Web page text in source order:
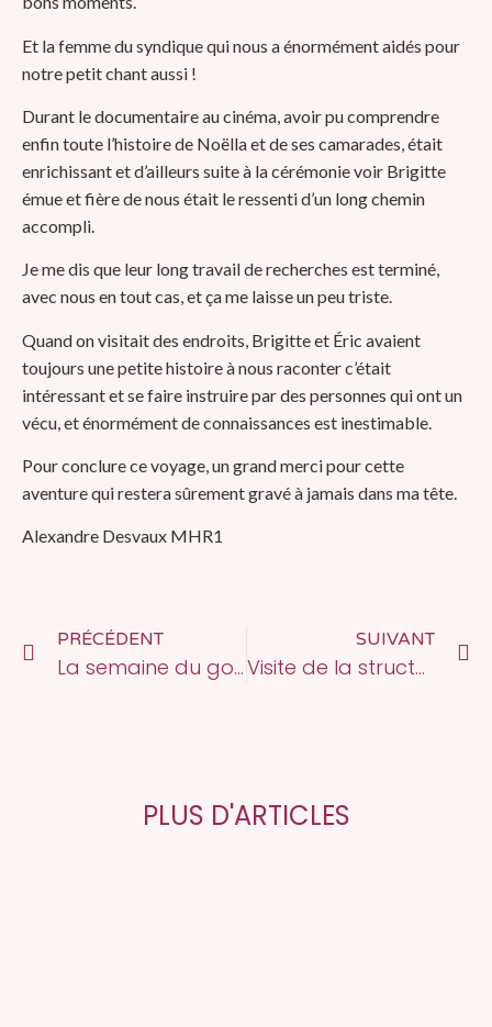
Et la femme du syndique qui nous a énormément aidés pour
notre petit chant aussi !
Durant le documentaire au cinéma, avoir pu comprendre
enfin toute l’histoire de Noëlla et de ses camarades, était
enrichissant et d’ailleurs suite à la cérémonie voir Brigitte
émue et fière de nous était le ressenti d’un long chemin
accompli.
Je me dis que leur long travail de recherches est terminé,
avec nous en tout cas, et ça me laisse un peu triste.
Quand on visitait des endroits, Brigitte et Éric avaient
toujours une petite histoire à nous raconter c’était
intéressant et se faire instruire par des personnes qui ont un
vécu, et énormément de connaissances est inestimable.
Pour conclure ce voyage, un grand merci pour cette
aventure qui restera sûrement gravé à jamais dans ma tête.
Alexandre Desvaux MHR1
PRÉCÉDENT
La semaine du goût 2022 ! 2/2
SUIVANT
Visite de la structure Antoine d’Auré
PLUS D'ARTICLES